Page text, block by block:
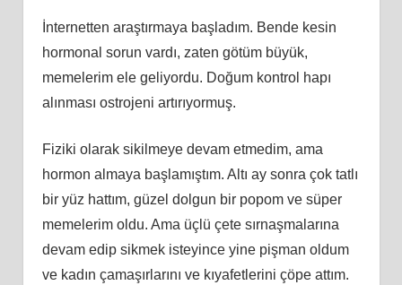
İnternetten araştırmaya başladım. Bende kesin
hormonal sorun vardı, zaten götüm büyük,
memelerim ele geliyordu. Doğum kontrol hapı
alınması ostrojeni artırıyormuş.
Fiziki olarak sikilmeye devam etmedim, ama
hormon almaya başlamıştım. Altı ay sonra çok tatlı
bir yüz hattım, güzel dolgun bir popom ve süper
memelerim oldu. Ama üçlü çete sırnaşmalarına
devam edip sikmek isteyince yine pişman oldum
ve kadın çamaşırlarını ve kıyafetlerini çöpe attım.